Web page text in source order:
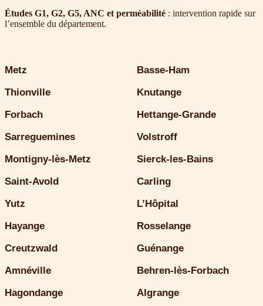
Études G1, G2, G5, ANC et perméabilité : intervention rapide sur
l’ensemble du département.
Metz
Thionville
Forbach
Sarreguemines
Montigny-lès-Metz
Saint-Avold
Yutz
Hayange
Creutzwald
Amnéville
Hagondange
Basse-Ham
Knutange
Hettange-Grande
Volstroff
Sierck-les-Bains
Carling
L’Hôpital
Rosselange
Guénange
Behren-lès-Forbach
Algrange